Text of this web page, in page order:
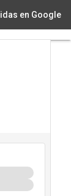
en Google